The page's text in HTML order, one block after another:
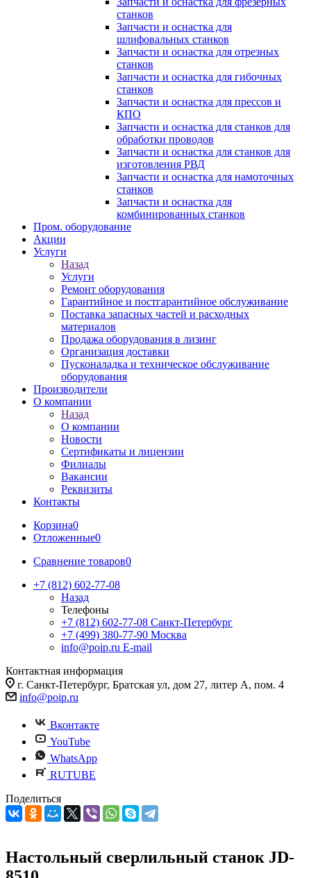
станков
Запчасти и оснастка для
шлифовальных станков
Запчасти и оснастка для отрезных
станков
Запчасти и оснастка для гибочных
станков
Запчасти и оснастка для прессов и
КПО
Запчасти и оснастка для станков для
обработки проводов
Запчасти и оснастка для станков для
изготовления РВД
Запчасти и оснастка для намоточных
станков
Запчасти и оснастка для
комбинированных станков
Пром. оборудование
Акции
Услуги
Назад
Услуги
Ремонт оборудования
Гарантийное и постгарантийное обслуживание
Поставка запасных частей и расходных
материалов
Продажа оборудования в лизинг
Организация доставки
Пусконаладка и техническое обслуживание
оборудования
Производители
О компании
Назад
О компании
Новости
Сертификаты и лицензии
Филиалы
Вакансии
Реквизиты
Контакты
Корзина0
Отложенные0
Сравнение товаров0
+7 (812) 602-77-08
Назад
Телефоны
+7 (812) 602-77-08 Санкт-Петербург
+7 (499) 380-77-90 Москва
info@poip.ru E-mail
Контактная информация
г. Санкт-Петербург, Братская ул, дом 27, литер А, пом. 4
info@poip.ru
Вконтакте
YouTube
WhatsApp
RUTUBE
Поделиться
Настольный сверлильный станок JD-